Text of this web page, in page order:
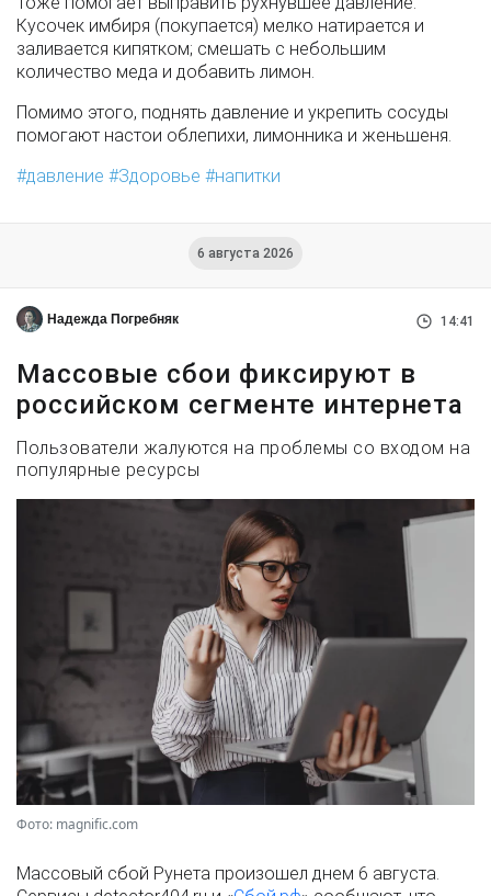
Кусочек имбиря (покупается) мелко натирается и
заливается кипятком; смешать с небольшим
количество меда и добавить лимон.
Помимо этого, поднять давление и укрепить сосуды
помогают настои облепихи, лимонника и женьшеня.
давление
Здоровье напитки
6 августа 2026
Надежда Погребняк 14:41
Массовые сбои фиксируют в
российском сегменте интернета
Пользователи жалуются на проблемы со входом на
популярные ресурсы
Фото: magnific.com
Массовый сбой Рунета произошел днем 6 августа.